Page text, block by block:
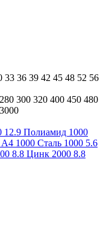
33 36 39 42 45 48 52 56
280 300 320 400 450 480
3000
12.9 Полиамид 1000
А4 1000 Сталь 1000 5.6
8.8 Цинк 2000 8.8